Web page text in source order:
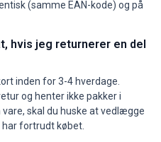
(samme EAN-kode) og på
hvis jeg returnerer en del
inden for 3-4 hverdage.
og henter ikke pakker i
skal du huske at vedlægge
fortrudt købet.